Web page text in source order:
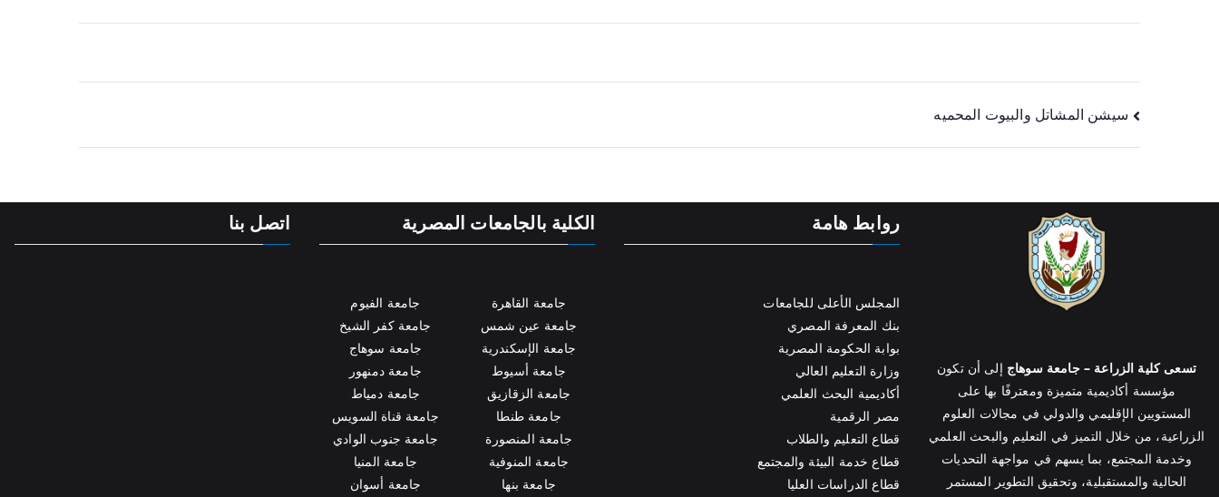
سيشن المشاتل والبيوت المحميه
تسعى كلية الزراعة – جامعة سوهاج إلى أن تكون
مؤسسة أكاديمية متميزة ومعترفًا بها على
المستويين الإقليمي والدولي في مجالات العلوم
الزراعية، من خلال التميز في التعليم والبحث العلمي
وخدمة المجتمع، بما يسهم في مواجهة التحديات
الحالية والمستقبلية، وتحقيق التطوير المستمر
روابط هامة
المجلس الأعلى للجامعات
بنك المعرفة المصري
بوابة الحكومة المصرية
وزارة التعليم العالي
أكاديمية البحث العلمي
مصر الرقمية
قطاع التعليم والطلاب
قطاع خدمة البيئة والمجتمع
قطاع الدراسات العليا
الكلية بالجامعات المصرية
جامعة القاهرة
جامعة عين شمس
جامعة الإسكندرية
جامعة أسيوط
جامعة الزقازيق
جامعة طنطا
جامعة المنصورة
جامعة المنوفية
جامعة بنها
جامعة الفيوم
جامعة كفر الشيخ
جامعة سوهاج
جامعة دمنهور
جامعة دمياط
جامعة قناة السويس
جامعة جنوب الوادي
جامعة المنيا
جامعة أسوان
اتصل بنا